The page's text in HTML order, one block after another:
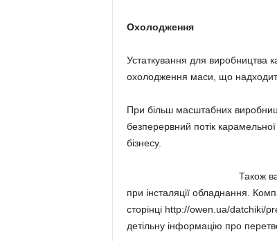
Охолодження
Устаткування для виробництва
охолодження маси, що
При більш масштабних
безперервний потік
бізнесу.
Також
при інсталяції обладнання.
сторінці http://owen.ua/datchiki/
детільну інформацію про